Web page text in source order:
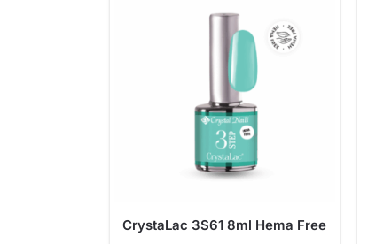
CrystaLac 3S61 8ml Hema Free